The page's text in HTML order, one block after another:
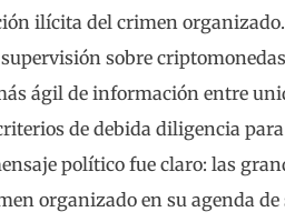
ilícita del crimen
sobre
ágil de información entre
de debida diligencia para
político fue claro: las
organizado en su agenda de